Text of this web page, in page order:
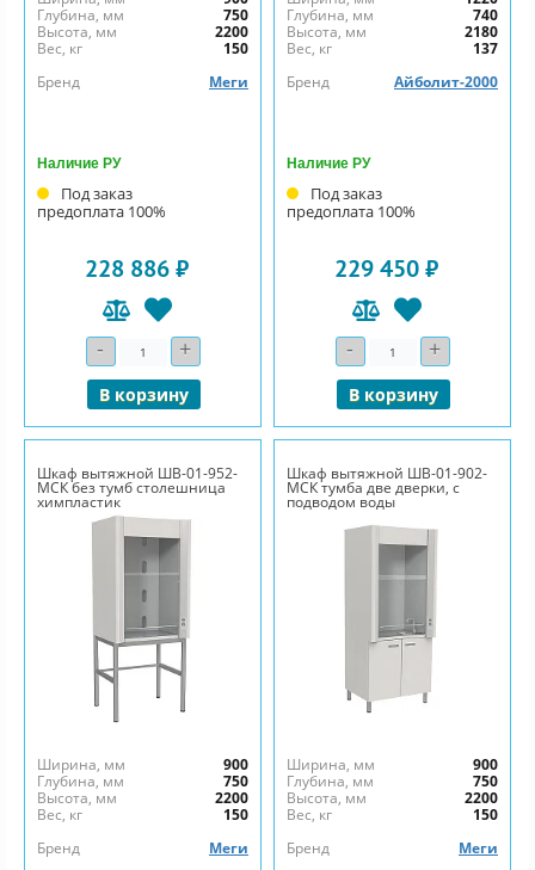
Глубина, мм
750
Высота, мм
2200
Вес, кг
150
Бренд
Меги
Наличие РУ
Под заказ
предоплата 100%
228 886 ₽
- Количество+
В корзину
Глубина, мм
740
Высота, мм
2180
Вес, кг
137
Бренд
Айболит-2000
Наличие РУ
Под заказ
предоплата 100%
229 450 ₽
- Количество+
В корзину
Шкаф вытяжной ШВ-01-952-
МСК без тумб столешница
химпластик
Ширина, мм
900
Глубина, мм
750
Высота, мм
2200
Вес, кг
150
Бренд
Меги
Шкаф вытяжной ШВ-01-902-
МСК тумба две дверки, с
подводом воды
нержавеющая сталь
Ширина, мм
900
Глубина, мм
750
Высота, мм
2200
Вес, кг
150
Бренд
Меги